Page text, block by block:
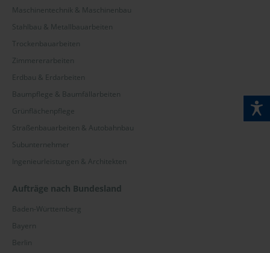
Maschinentechnik & Maschinenbau
Stahlbau & Metallbauarbeiten
Trockenbauarbeiten
Zimmererarbeiten
Erdbau & Erdarbeiten
Baumpflege & Baumfällarbeiten
Grünflächenpflege
Straßenbauarbeiten & Autobahnbau
Subunternehmer
Ingenieurleistungen & Architekten
Aufträge nach Bundesland
Baden-Württemberg
Bayern
Berlin